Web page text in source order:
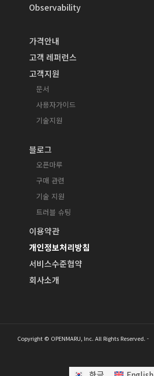
Observability
가격안내
고객 레퍼런스
고객지원
문서
사용자가이드
기술지원
블로그
오픈마루
구매 관련
기술 지원
트러블 슈팅
이용약관
개인정보처리방침
서비스수준협약
회사소개
Copyright © OPENMARU, Inc. All Rights Reserved. -